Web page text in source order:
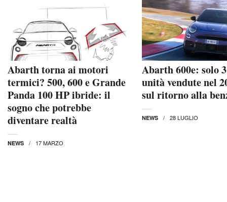
Abarth torna ai motori
termici? 500, 600 e Grande
Panda 100 HP ibride: il
sogno che potrebbe
diventare realtà
NEWS 17 MARZO
Abarth 600e: solo
unità vendute nel
sul ritorno alla
NEWS 28 LUGLIO